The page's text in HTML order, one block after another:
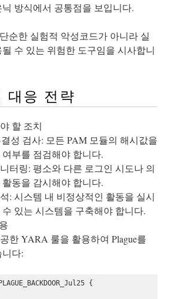
방식에서 공통점을 보입니다.
순한 실험적 악성코드가 아니라 실
수 있는 위험한 도구임을 시사합니
대응 전략
할 조치
성 검사: 모든 PAM 모듈의 해시값을
부를 점검해야 합니다.
터링: 평소와 다른 로그인 시도나 의
동을 감시해야 합니다.
: 시스템 내 비정상적인 활동을 실시
있는 시스템을 구축해야 합니다.
한 YARA 룰을 활용하여 Plague를
다:
{